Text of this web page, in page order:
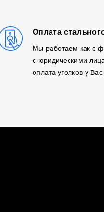
Оплата
Мы работаем как с
с юридическими
оплата уголков у